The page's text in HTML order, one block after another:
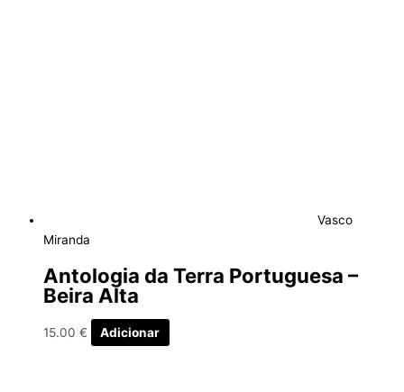
Vasco
Miranda
Antologia da Terra Portuguesa –
Beira Alta
15.00 € Adicionar